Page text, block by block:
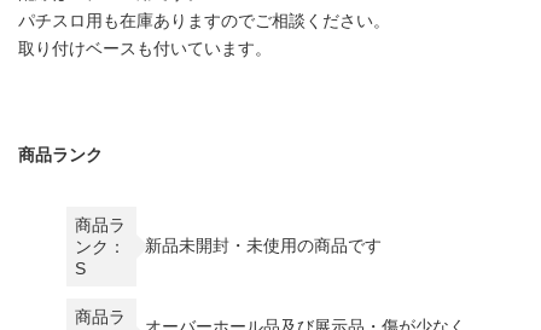
パチスロ用も在庫ありますのでご相談ください。
取り付けベースも付いています。
商品ランク
商品ラ
ンク：
S
新品未開封・未使用の商品です
商品ラ